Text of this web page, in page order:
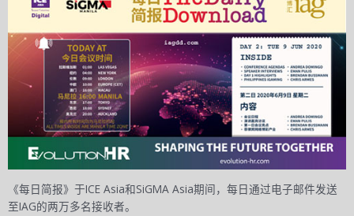
《每日简报》于ICE Asia和SiGMA Asia期间，每日通过电子邮件发送
至IAG的两万多名接收者。